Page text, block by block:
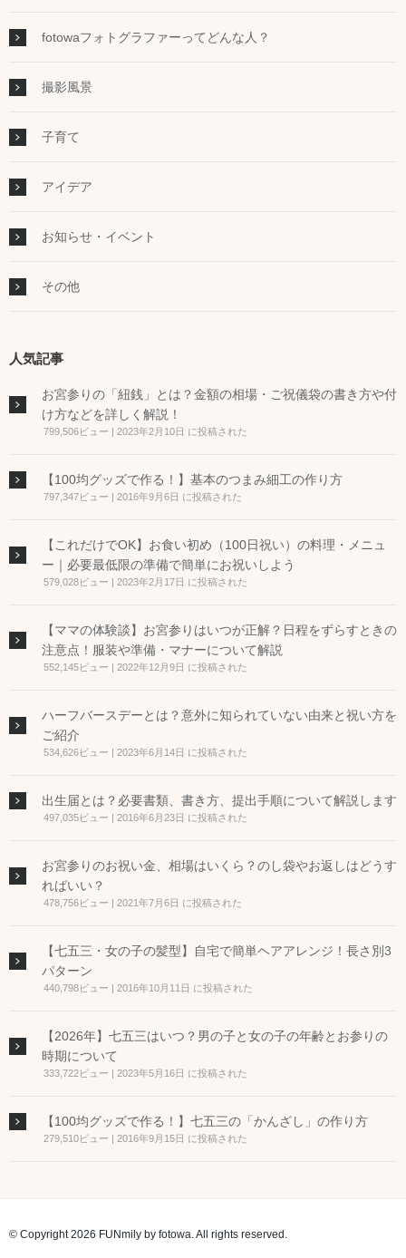
fotowaフォトグラファーってどんな人？
撮影風景
子育て
アイデア
お知らせ・イベント
その他
人気記事
お宮参りの「紐銭」とは？金額の相場・ご祝儀袋の書き方や付
け方などを詳しく解説！
799,506ビュー | 2023年2月10日 に投稿された
【100均グッズで作る！】基本のつまみ細工の作り方
797,347ビュー | 2016年9月6日 に投稿された
【これだけでOK】お食い初め（100日祝い）の料理・メニュ
ー｜必要最低限の準備で簡単にお祝いしよう
579,028ビュー | 2023年2月17日 に投稿された
【ママの体験談】お宮参りはいつが正解？日程をずらすときの
注意点！服装や準備・マナーについて解説
552,145ビュー | 2022年12月9日 に投稿された
ハーフバースデーとは？意外に知られていない由来と祝い方を
ご紹介
534,626ビュー | 2023年6月14日 に投稿された
出生届とは？必要書類、書き方、提出手順について解説します
497,035ビュー | 2016年6月23日 に投稿された
お宮参りのお祝い金、相場はいくら？のし袋やお返しはどうす
ればいい？
478,756ビュー | 2021年7月6日 に投稿された
【七五三・女の子の髪型】自宅で簡単ヘアアレンジ！長さ別3
パターン
440,798ビュー | 2016年10月11日 に投稿された
【2026年】七五三はいつ？男の子と女の子の年齢とお参りの
時期について
333,722ビュー | 2023年5月16日 に投稿された
【100均グッズで作る！】七五三の「かんざし」の作り方
279,510ビュー | 2016年9月15日 に投稿された
© Copyright 2026 FUNmily by fotowa. All rights reserved.